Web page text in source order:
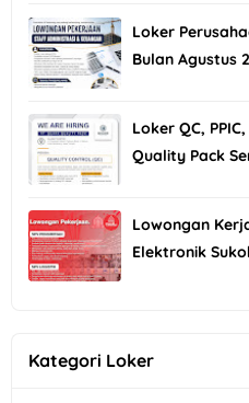
Loker
Bulan Agustus
Loker QC,
Quality Pack
Lowongan
Elektronik
Kategori Loker